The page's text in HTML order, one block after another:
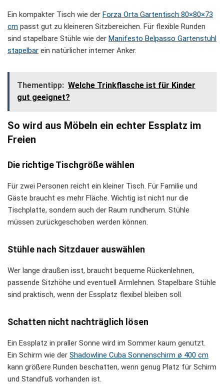
Ein kompakter Tisch wie der Forza Orta Gartentisch 80×80×73
cm passt gut zu kleineren Sitzbereichen. Für flexible Runden
sind stapelbare Stühle wie der Manifesto Belpasso Gartenstuhl
stapelbar ein natürlicher interner Anker.
Thementipp: Welche Trinkflasche ist für Kinder
gut geeignet?
So wird aus Möbeln ein echter Essplatz im
Freien
Die richtige Tischgröße wählen
Für zwei Personen reicht ein kleiner Tisch. Für Familie und
Gäste braucht es mehr Fläche. Wichtig ist nicht nur die
Tischplatte, sondern auch der Raum rundherum. Stühle
müssen zurückgeschoben werden können.
Stühle nach Sitzdauer auswählen
Wer lange draußen isst, braucht bequeme Rückenlehnen,
passende Sitzhöhe und eventuell Armlehnen. Stapelbare Stühle
sind praktisch, wenn der Essplatz flexibel bleiben soll.
Schatten nicht nachträglich lösen
Ein Essplatz in praller Sonne wird im Sommer kaum genutzt.
Ein Schirm wie der Shadowline Cuba Sonnenschirm ø 400 cm
kann größere Runden beschatten, wenn genug Platz für Schirm
und Standfuß vorhanden ist.